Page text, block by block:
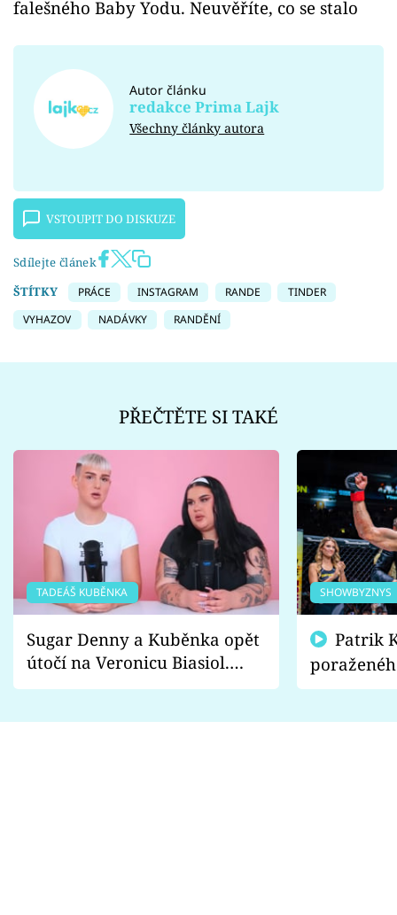
falešného Baby Yodu. Neuvěříte, co se stalo
Autor článku
redakce Prima Lajk
Všechny články autora
VSTOUPIT DO DISKUZE
Sdílejte článek
ŠTÍTKY
PRÁCE INSTAGRAM RANDE
TINDER
VYHAZOV
NADÁVKY RANDĚNÍ
PŘEČTĚTE SI TAKÉ
TADEÁŠ KUBĚNKA
Sugar Denny a Kuběnka opět
útočí na Veronicu Biasiol.
Proč je podle nich falešná a
SHOWBYZNYS
fanoušci